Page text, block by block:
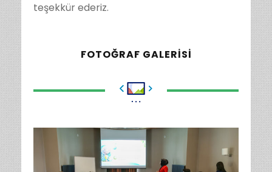
teşekkür ederiz.
FOTOĞRAF GALERISI